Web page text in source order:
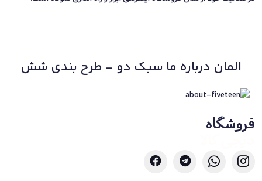
المان درباره ما سبک دو - طرح بندی شش
فروشگاه